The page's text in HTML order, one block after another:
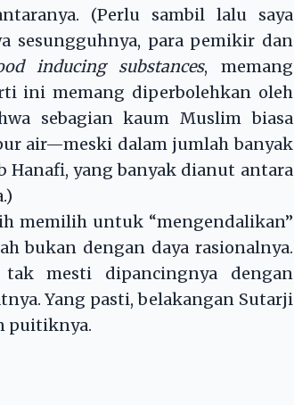
(Perlu sambil lalu saya
sesungguhnya, para pemikir dan
inducing substances, memang
ini memang diperbolehkan oleh
sebagian kaum Muslim biasa
air—meski dalam jumlah banyak
Hanafi, yang banyak dianut antara
memilih untuk “mengendalikan”
bukan dengan daya rasionalnya.
mesti dipancingnya dengan
Yang pasti, belakangan Sutarji
puitiknya.